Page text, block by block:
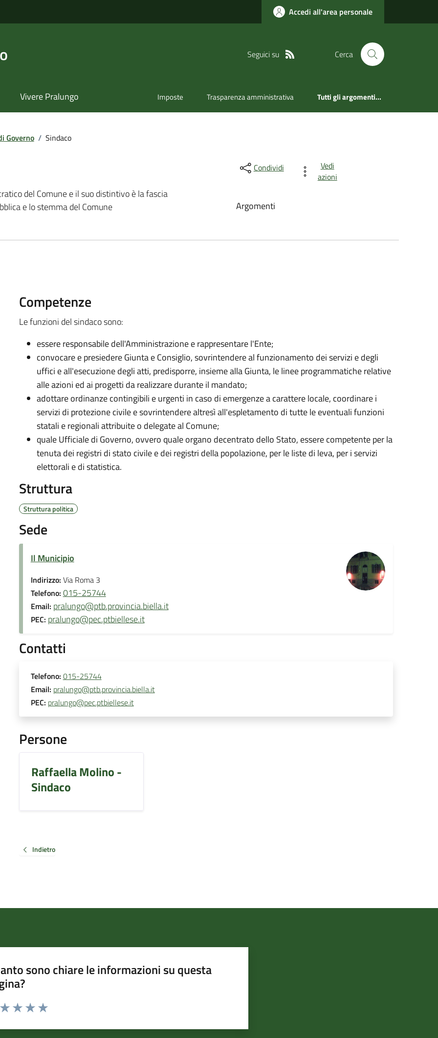
Accedi all'area personale
Seguici su Cerca
Vivere Pralungo Imposte Trasparenza amministrativa Tutti gli argomenti...
Governo / Sindaco
del Comune e il suo distintivo è la fascia
e lo stemma del Comune
Condividi
Vedi
azioni
Argomenti
Competenze
Le funzioni del sindaco sono:
essere responsabile dell'Amministrazione e rappresentare l'Ente;
convocare e presiedere Giunta e Consiglio, sovrintendere al funzionamento dei servizi e degli
uffici e all'esecuzione degli atti, predisporre, insieme alla Giunta, le linee programmatiche relative
alle azioni ed ai progetti da realizzare durante il mandato;
adottare ordinanze contingibili e urgenti in caso di emergenze a carattere locale, coordinare i
servizi di protezione civile e sovrintendere altresì all'espletamento di tutte le eventuali funzioni
statali e regionali attribuite o delegate al Comune;
quale Ufficiale di Governo, ovvero quale organo decentrato dello Stato, essere competente per la
tenuta dei registri di stato civile e dei registri della popolazione, per le liste di leva, per i servizi
elettorali e di statistica.
Struttura
Struttura politica
Sede
Il Municipio
Indirizzo: Via Roma 3
Telefono: 015-25744
Email: pralungo@ptb.provincia.biella.it
PEC: pralungo@pec.ptbiellese.it
Contatti
Telefono: 015-25744
Email: pralungo@ptb.provincia.biella.it
PEC: pralungo@pec.ptbiellese.it
Persone
Raffaella Molino -
Sindaco
Indietro
sono chiare le informazioni su questa
da 1 a 5 stelle la pagina